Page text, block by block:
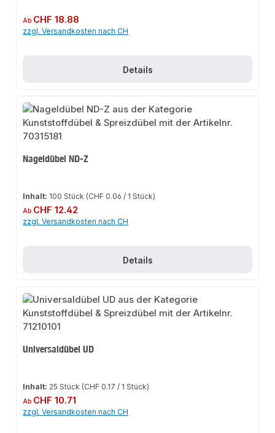
Regulärer Preis:
Ab CHF 18.88
zzgl. Versandkosten nach CH
Details
Nageldübel ND-Z
Inhalt: 100 Stück (CHF 0.06 / 1 Stück)
Regulärer Preis:
Ab CHF 12.42
zzgl. Versandkosten nach CH
Details
Universaldübel UD
Inhalt: 25 Stück (CHF 0.17 / 1 Stück)
Regulärer Preis:
Ab CHF 10.71
zzgl. Versandkosten nach CH